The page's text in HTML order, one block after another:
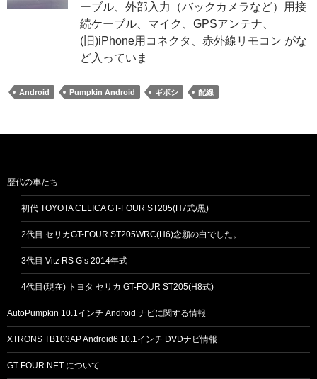
ーブル、外部入力（バックカメラなど）用接
続ケーブル、マイク、GPSアンテナ、
(旧)iPhone用コネクタ、赤外線リモコン がな
ど入っていま
Android Pumpkin Android ギボシ 配線
歴代の車たち
初代 TOYOTA CELICA GT-FOUR ST205(H7式/黒)
2代目 セリカGT-FOUR ST205WRC(H6)念願の白でした。
3代目 Vitz RS G’s 2014年式
4代目(現在) トヨタ セリカ GT-FOUR ST205(H8式)
AutoPumpkin 10.1インチ Android ナビに関する情報
XTRONS TB103AP Android6 10.1インチ DVDナビ情報
GT-FOUR.NET について